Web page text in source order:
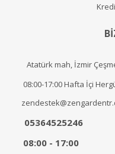
Atatürk mah, İzmir
08:00-17:00 Hafta İçi
05364525246
08:00 - 17:00